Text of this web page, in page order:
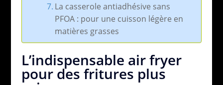
La casserole antiadhésive sans
PFOA : pour une cuisson légère en
matières grasses
L’indispensable air fryer
pour des fritures plus